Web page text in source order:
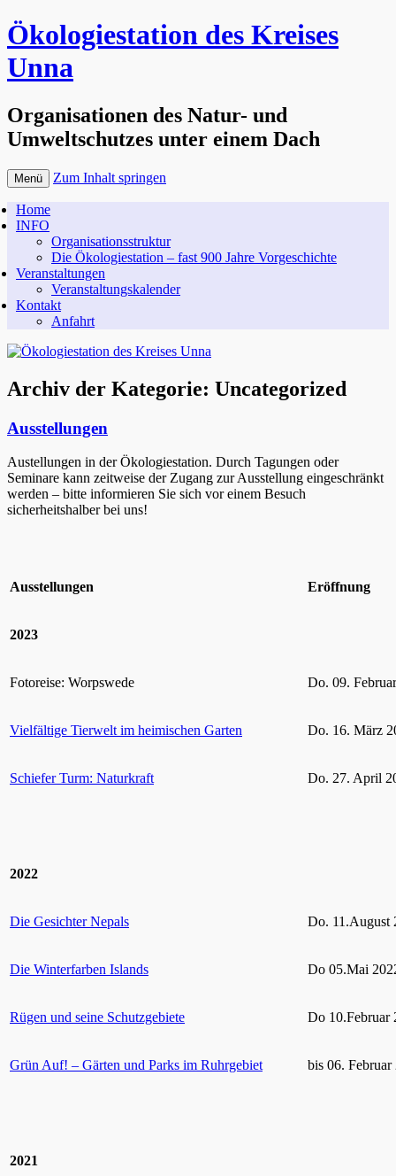
Ökologiestation des Kreises
Unna
Organisationen des Natur- und
Umweltschutzes unter einem Dach
Menü Zum Inhalt springen
Home
INFO
Organisationsstruktur
Die Ökologiestation – fast 900 Jahre Vorgeschichte
Veranstaltungen
Veranstaltungskalender
Kontakt
Anfahrt
Archiv der Kategorie: Uncategorized
Ausstellungen
Austellungen in der Ökologiestation. Durch Tagungen oder
Seminare kann zeitweise der Zugang zur Ausstellung eingeschränkt
werden – bitte informieren Sie sich vor einem Besuch
sicherheitshalber bei uns!
Ausstellungen Eröffnung
2023
Fotoreise: Worpswede Do. 09.
Vielfältige Tierwelt im heimischen Garten Do. 16. März
Schiefer Turm: Naturkraft Do. 27. April
2022
Die Gesichter Nepals Do. 11.August
Die Winterfarben Islands Do 05.Mai
Rügen und seine Schutzgebiete Do 10.Februar
Grün Auf! – Gärten und Parks im Ruhrgebiet bis 06. Februar
2021